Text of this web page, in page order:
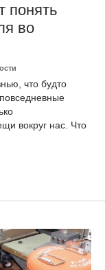
понять
во
что будто
вокруг нас. Что